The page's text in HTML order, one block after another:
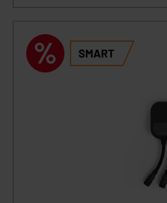
dass die USA als Land
Datenschutz nach EU-
personenbezogene
hiergegen
Unsere Kooperation mit
sich auf die